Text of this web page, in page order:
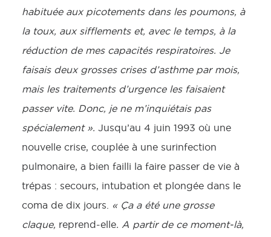
habituée aux picotements dans les poumons, à
la toux, aux sifflements et, avec le temps, à la
réduction de mes capacités respiratoires. Je
faisais deux grosses crises d’asthme par mois,
mais les traitements d’urgence les faisaient
passer vite. Donc, je ne m’inquiétais pas
spécialement ». Jusqu’au 4 juin 1993 où une
nouvelle crise, couplée à une surinfection
pulmonaire, a bien failli la faire passer de vie à
trépas : secours, intubation et plongée dans le
coma de dix jours.
« Ça a été une grosse
claque, reprend-elle. A partir de ce moment-là,